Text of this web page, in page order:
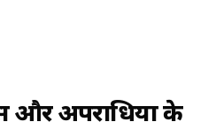
और अपराधियों के